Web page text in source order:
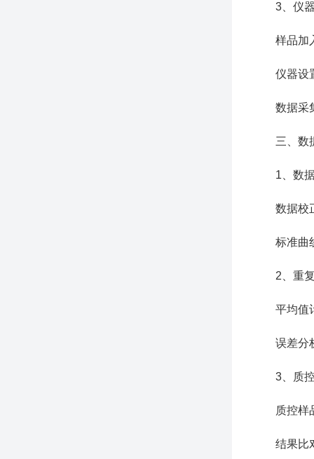
3、仪器
样品加入
仪器设置
数据采集
三、数据
1、数据
数据校正
标准曲线
2、重复
平均值计
误差分析
3、质控
质控样品
结果比对